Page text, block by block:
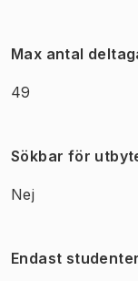
Max antal
49
Sökbar för
Nej
Endast